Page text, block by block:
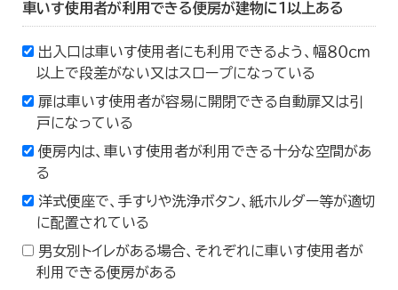
車いす使用者が利用できる便房が建物に１以上ある
出入口は車いす使用者にも利用できるよう、幅８０ｃｍ
以上で段差がない又はスロープになっている
扉は車いす使用者が容易に開閉できる自動扉又は引
戸になっている
便房内は、車いす使用者が利用できる十分な空間があ
る
洋式便座で、手すりや洗浄ボタン、紙ホルダー等が適切
に配置されている
男女別トイレがある場合、それぞれに車いす使用者が
利用できる便房がある